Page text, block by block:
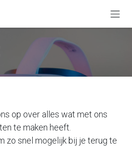
op over alles wat met ons
te maken heeft.
zo snel mogelijk bij je terug te